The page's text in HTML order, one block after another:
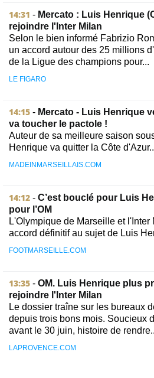
14:31 - Mercato : Luis Henrique
rejoindre l'Inter Milan
Selon le bien informé Fabrizio
un accord autour des 25 millions
de la Ligue des champions pour...
LE FIGARO
14:15 - Mercato - Luis Henrique
va toucher le pactole !
Auteur de sa meilleure saison
Henrique va quitter la Côte
MADEINMARSEILLAIS.COM
14:12 - C’est bouclé pour Luis
pour l’OM
L'Olympique de Marseille et
accord définitif au sujet de Luis
FOOTMARSEILLE.COM
13:35 - OM. Luis Henrique plus
rejoindre l'Inter Milan
Le dossier traîne sur les bureaux
depuis trois bons mois. Soucieux
avant le 30 juin, histoire de
LAPROVENCE.COM